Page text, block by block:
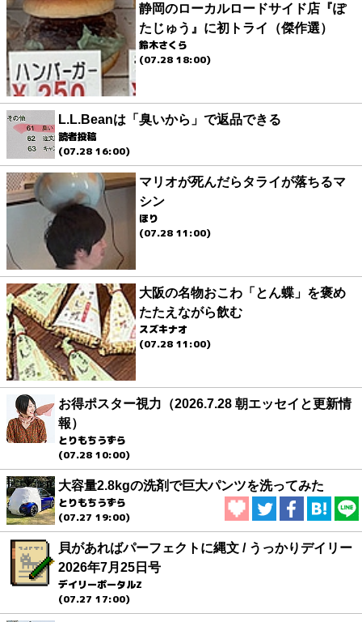
静岡のローカルロードサイド店『ぽ
たじゅう』に初トライ（傑作選）
鈴木さくら
(07.28 18:00)
L.L.Beanは「臭いから」で返品できる
読者投稿
(07.28 16:00)
マリオが死んだらタライが落ちるマ
シン
ほり
(07.28 11:00)
大阪の名物おこわ「とん蝶」を褒め
たたえながら飲む
スズキナオ
(07.28 11:00)
お得ポスター視力（2026.7.28 朝エッセイと更新情
報）
とりもちうずら
(07.28 10:00)
大容量2.8kgの洗剤で巨大パンツを洗ってみた
とりもちうずら
(07.27 19:00)
貝があればパーフェクトに縄文 / うっかりデイリー
2026年7月25日号
デイリーポータルZ
(07.27 17:00)